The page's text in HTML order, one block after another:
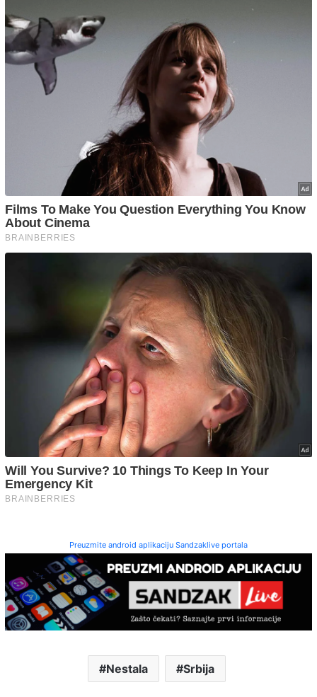
Preuzmite android aplikaciju Sandzaklive portala
Nestala Srbija